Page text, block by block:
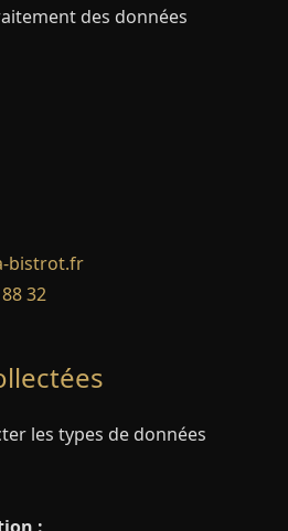
des données
bistrot.fr
32
les types de données